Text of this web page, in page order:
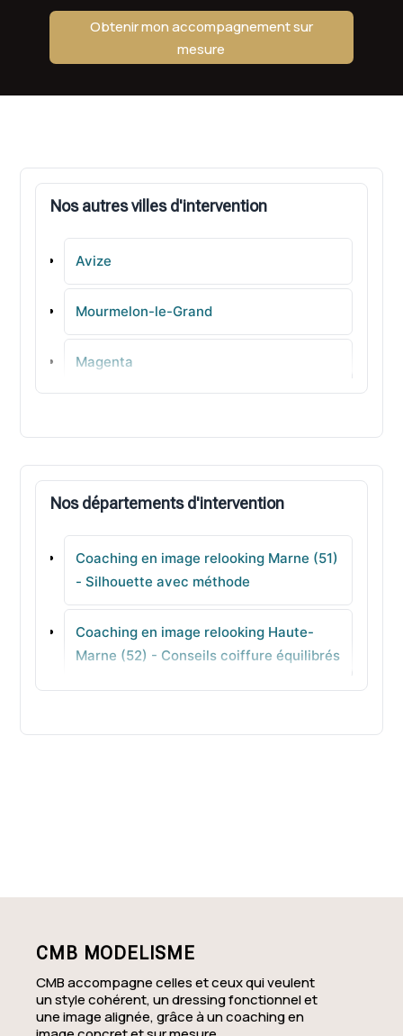
Obtenir mon accompagnement sur
mesure
Nos autres villes d'intervention
Avize
Mourmelon-le-Grand
Magenta
Bétheny
Dormans
Fagnières
Sézanne
Montmirail
Nos départements d'intervention
Coaching en image relooking Marne (51)
- Silhouette avec méthode
Coaching en image relooking Haute-
Marne (52) - Conseils coiffure équilibrés
(55) - Diagnostic complet pour avancer
CMB MODELISME
CMB accompagne celles et ceux qui veulent
un style cohérent, un dressing fonctionnel et
une image alignée, grâce à un coaching en